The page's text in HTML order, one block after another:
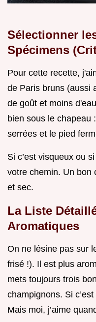
Sélectionner
Spécimens
Pour cette recette,
de Paris bruns (aussi
de goût et moins
bien sous le chapeau
serrées et le pied
Si c’est visqueux ou
votre chemin. Un bon
et sec.
La Liste
Aromatiques
On ne lésine pas sur
frisé !). Il est plus
mets toujours trois
champignons. Si
Mais moi, j’aime